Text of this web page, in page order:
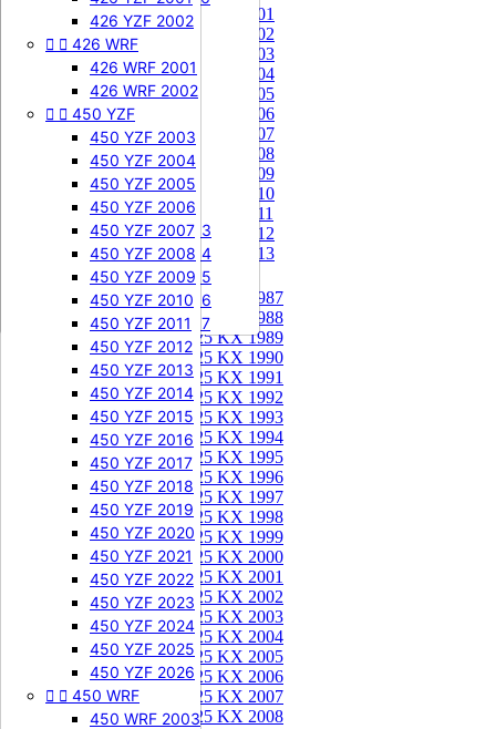
505 SXF
505 SXF 2007
505 SXF 2008
525 SXF
525 SXF 2003
525 SXF 2004
525 SXF 2005
525 SXF 2006
525 EXC-F
525 EXC-F 2003
525 EXC-F 2004
525 EXC-F 2005
525 EXC-F 2006
525 EXC-F 2007
426 YZF 2002
  426 WRF
426 WRF 2001
426 WRF 2002
  450 YZF
450 YZF 2003
450 YZF 2004
450 YZF 2005
450 YZF 2006
450 YZF 2007
450 YZF 2008
450 YZF 2009
450 YZF 2010
450 YZF 2011
450 YZF 2012
450 YZF 2013
450 YZF 2014
450 YZF 2015
450 YZF 2016
450 YZF 2017
450 YZF 2018
450 YZF 2019
450 YZF 2020
450 YZF 2021
450 YZF 2022
450 YZF 2023
450 YZF 2024
450 YZF 2025
450 YZF 2026
  450 WRF
450 WRF 2003
85 KX 2001
85 KX 2002
85 KX 2003
85 KX 2004
85 KX 2005
85 KX 2006
85 KX 2007
85 KX 2008
85 KX 2009
85 KX 2010
85 KX 2011
85 KX 2012
85 KX 2013
125 KX 
125 KX 1987
125 KX 1988
125 KX 1989
125 KX 1990
125 KX 1991
125 KX 1992
125 KX 1993
125 KX 1994
125 KX 1995
125 KX 1996
125 KX 1997
125 KX 1998
125 KX 1999
125 KX 2000
125 KX 2001
125 KX 2002
125 KX 2003
125 KX 2004
125 KX 2005
125 KX 2006
125 KX 2007
125 KX 2008